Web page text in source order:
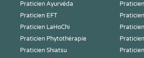
Praticien Ayurvéda
Praticien EFT
Praticien LaHoChi
Praticien Phytothérapie
Praticien Shiatsu